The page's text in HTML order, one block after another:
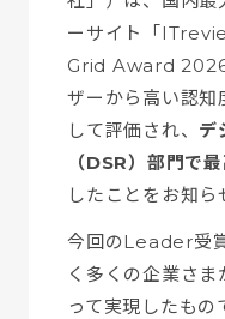
ーサイト「
Grid Award
ザーから高い認知
して評価され、 デ
（DSR）部門で
したことをお知ら
今回のLeader受
く多くの企業さ
って実現したもの